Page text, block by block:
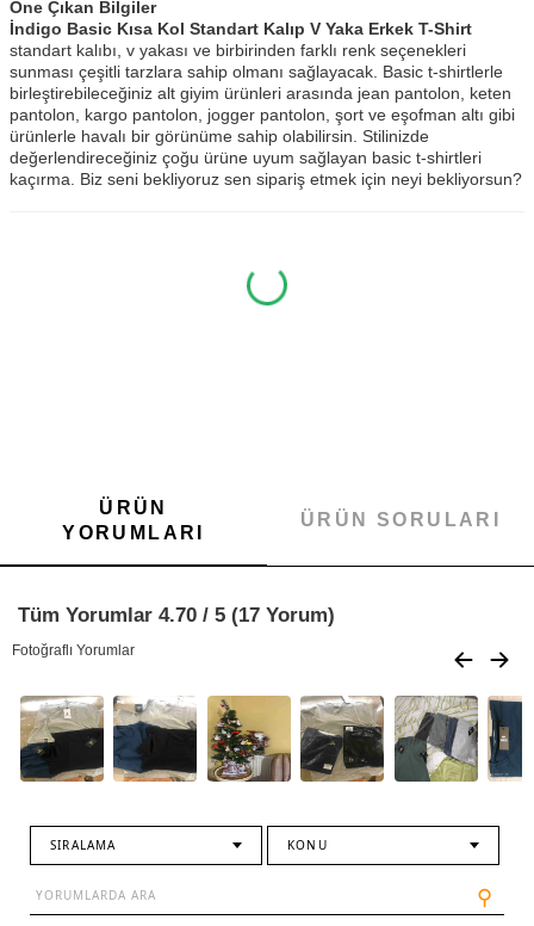
Öne Çıkan Bilgiler
İndigo Basic Kısa Kol Standart Kalıp V Yaka Erkek T-Shirt
standart kalıbı, v yakası ve birbirinden farklı renk seçenekleri
sunması çeşitli tarzlara sahip olmanı sağlayacak. Basic t-shirtlerle
birleştirebileceğiniz alt giyim ürünleri arasında jean pantolon, keten
pantolon, kargo pantolon, jogger pantolon, şort ve eşofman altı gibi
ürünlerle havalı bir görünüme sahip olabilirsin. Stilinizde
değerlendireceğiniz çoğu ürüne uyum sağlayan basic t-shirtleri
kaçırma. Biz seni bekliyoruz sen sipariş etmek için neyi bekliyorsun?
ÜRÜN
YORUMLARI
ÜRÜN SORULARI
Tüm Yorumlar 4.70 / 5 (17 Yorum)
Fotoğraflı Yorumlar
SIRALAMA KONU
⚲